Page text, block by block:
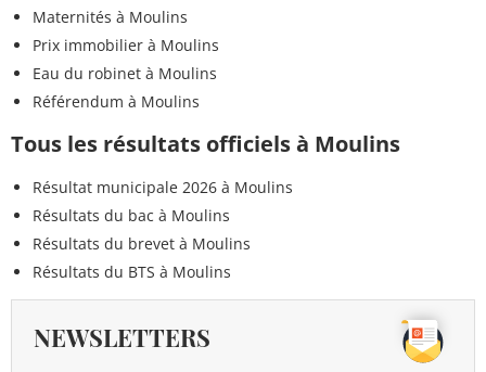
Maternités à Moulins
Prix immobilier à Moulins
Eau du robinet à Moulins
Référendum à Moulins
Tous les résultats officiels à Moulins
Résultat municipale 2026 à Moulins
Résultats du bac à Moulins
Résultats du brevet à Moulins
Résultats du BTS à Moulins
NEWSLETTERS